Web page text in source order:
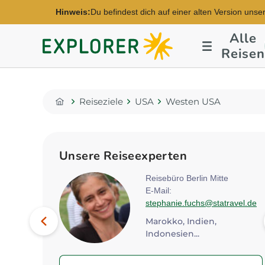
Hinweis:Du befindest dich auf einer alten Version
Explorer
Fernreisen
Alle
Reisen
Home
Reiseziele USA Westen USA
Unsere Reiseexperten
Reisebüro Berlin Mitte
E-Mail:
stephanie.fuchs@statravel.de
Marokko, Indien,
Indonesien...